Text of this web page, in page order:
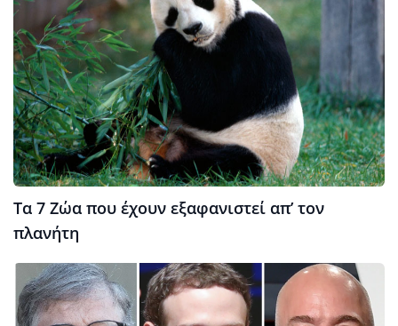
Τα 7 Ζώα που έχουν εξαφανιστεί απ’ τον
πλανήτη